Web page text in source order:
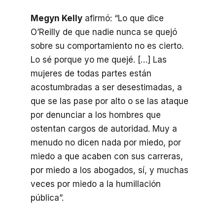
Megyn Kelly afirmó: “Lo que dice
O’Reilly de que nadie nunca se quejó
sobre su comportamiento no es cierto.
Lo sé porque yo me quejé. […] Las
mujeres de todas partes están
acostumbradas a ser desestimadas, a
que se las pase por alto o se las ataque
por denunciar a los hombres que
ostentan cargos de autoridad. Muy a
menudo no dicen nada por miedo, por
miedo a que acaben con sus carreras,
por miedo a los abogados, sí, y muchas
veces por miedo a la humillación
pública”.